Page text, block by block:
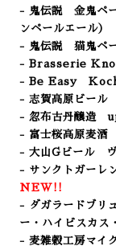
- 鬼伝説 金鬼ペ
ンペールエール）
- 鬼伝説 猫鬼ペー
- Brasserie
- Be Easy
- 志賀高原ビール
- 忽布古丹醸造
- 富士桜高原麦酒
- 大山Gビール ヴ
- サンクトガーレ
NEW!!
- ダガラードブリ
ー・ハイビスカス
- 麦雑穀工房マイ